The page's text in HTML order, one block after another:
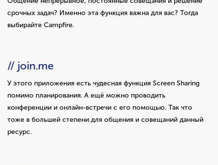
срочных задач? Именно эта функция важна для вас? Тогда
выбирайте Campfire.
// join.me
У этого приложения есть чудесная функция Screen Sharing
помимо планирования. А ещё можно проводить
конференции и онлайн-встречи с его помощью. Так что
тоже в большей степени для общения и совещаний данный
ресурс.